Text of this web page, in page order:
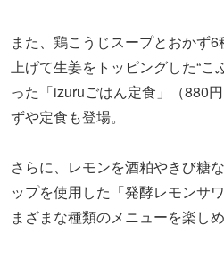
また、鶏こうじスープとおかず
上げて生姜をトッピングした“こ
った「izuruごはん定食」（880
ずや定食も登場。
さらに、レモンを酒粕やきび糖
ップを使用した「発酵レモンサ
まざまな種類のメニューを楽しめ